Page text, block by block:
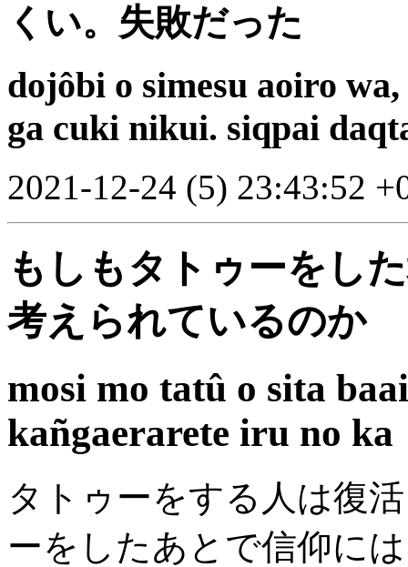
くい。失敗だった
dojôbi o simesu aoiro
ga cuki nikui. siqpai
2021-12-24 (5) 23:43:52
もしもタトゥーをし
考えられているのか
mosi mo tatû o sita
kañgaerarete iru no ka
タトゥーをする人は復
ーをしたあとで信仰に